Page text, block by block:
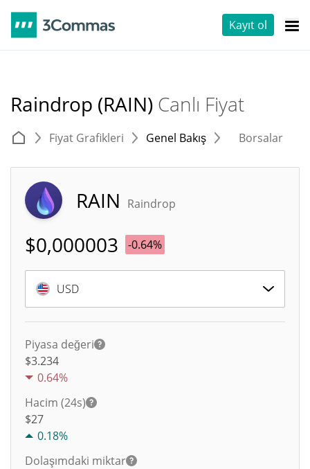
Kayıt ol
Raindrop (RAIN) Canlı Fiyat
Fiyat Grafikleri Genel Bakış Borsalar
RAIN Raindrop
$0,000003 -0.64%
USD
Piyasa değeri
$3.234
0.64%
Hacim (24s)
$27
0.18%
Dolaşımdaki miktar